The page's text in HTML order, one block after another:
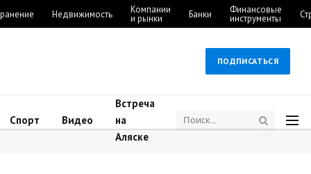
Недвижимость Компании
и рынки Банки Финансовые
инструменты
ПОДПИСАТЬСЯ
Спорт Видео
Встреча
на
Аляске